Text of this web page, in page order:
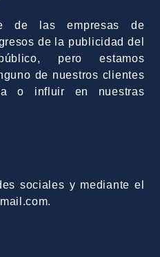
de las empresas de
de la publicidad del
pero estamos
de nuestros clientes
o influir en nuestras
sociales y mediante el